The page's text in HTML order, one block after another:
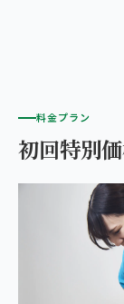
料金プラン
初回特別